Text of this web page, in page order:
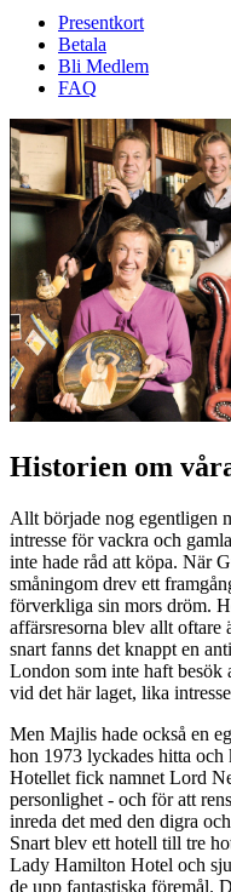
Presentkort
Betala
Bli Medlem
FAQ
Historien om
Allt började nog egentligen
intresse för vackra och
inte hade råd att köpa. När
småningom drev ett
förverkliga sin mors dröm.
affärsresorna blev allt oftare
snart fanns det knappt en
London som inte haft besök
vid det här laget, lika
Men Majlis hade också en
hon 1973 lyckades hitta och
Hotellet fick namnet Lord
personlighet - och för att
inreda det med den digra
Snart blev ett hotell till tre
Lady Hamilton Hotel och
de upp fantastiska föremål.